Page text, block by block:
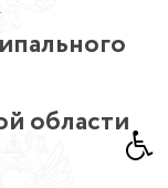
области